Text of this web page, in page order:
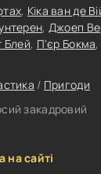
, Кіка ван де
, Джоеп
Блей, П'єр Бокма,
/ Пригоди
закадровий
на сайті